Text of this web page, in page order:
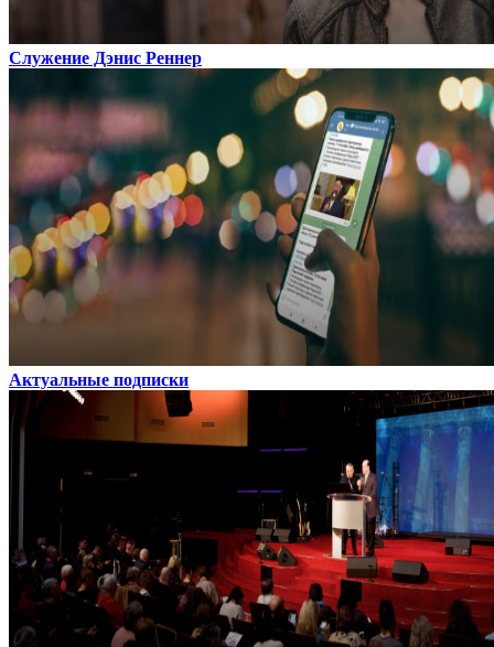
Служение Дэнис Реннер
Актуальные подписки